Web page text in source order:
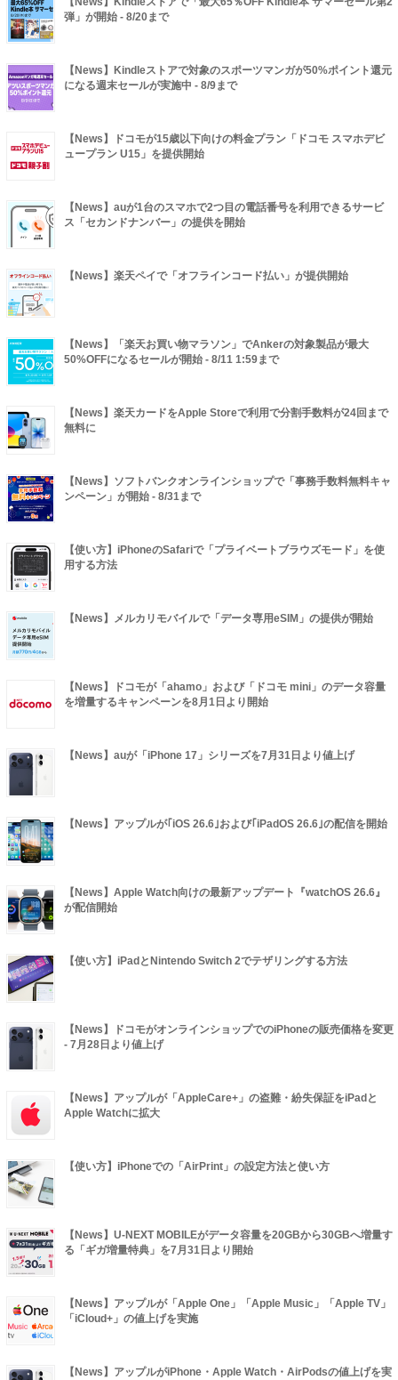
弾」が開始 - 8/20まで
【News】Kindleストアで対象のスポーツマンガが50%ポイント還元
になる週末セールが実施中 - 8/9まで
【News】ドコモが15歳以下向けの料金プラン「ドコモ スマホデビ
ュープラン U15」を提供開始
【News】auが1台のスマホで2つ目の電話番号を利用できるサービ
ス「セカンドナンバー」の提供を開始
【News】楽天ペイで「オフラインコード払い」が提供開始
【News】「楽天お買い物マラソン」でAnkerの対象製品が最大
50%OFFになるセールが開始 - 8/11 1:59まで
【News】楽天カードをApple Storeで利用で分割手数料が24回まで
無料に
【News】ソフトバンクオンラインショップで「事務手数料無料キャ
ンペーン」が開始 - 8/31まで
【使い方】iPhoneのSafariで「プライベートブラウズモード」を使
用する方法
【News】メルカリモバイルで「データ専用eSIM」の提供が開始
【News】ドコモが「ahamo」および「ドコモ mini」のデータ容量
を増量するキャンペーンを8月1日より開始
【News】auが「iPhone 17」シリーズを7月31日より値上げ
【News】アップルが｢iOS 26.6｣および｢iPadOS 26.6｣の配信を開始
【News】Apple Watch向けの最新アップデート『watchOS 26.6』
が配信開始
【使い方】iPadとNintendo Switch 2でテザリングする方法
【News】ドコモがオンラインショップでのiPhoneの販売価格を変更
- 7月28日より値上げ
【News】アップルが「AppleCare+」の盗難・紛失保証をiPadと
Apple Watchに拡大
【使い方】iPhoneでの「AirPrint」の設定方法と使い方
【News】U-NEXT MOBILEがデータ容量を20GBから30GBへ増量す
る「ギガ増量特典」を7月31日より開始
【News】アップルが「Apple One」「Apple Music」「Apple TV」
「iCloud+」の値上げを実施
【News】アップルがiPhone・Apple Watch・AirPodsの値上げを実